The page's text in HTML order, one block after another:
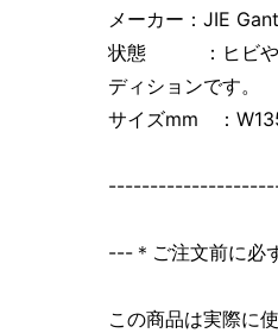
メーカー：JIE
状態 ：ヒビやチ
ディションです。
サイズmm ：
---＊ご注文前に必
この商品は実際に